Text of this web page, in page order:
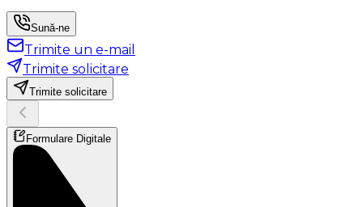
Sună-ne
Trimite un e-mail
Trimite solicitare
Trimite solicitare
Formulare Digitale